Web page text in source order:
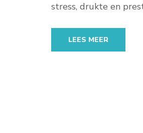
stress, drukte en
LEES MEER